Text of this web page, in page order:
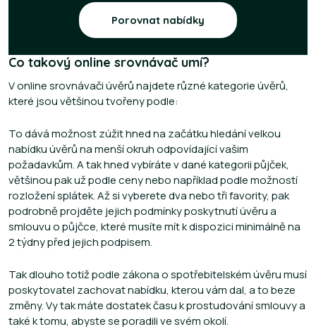
Porovnat nabídky
Co takový online srovnávač umí?
V online srovnávači úvěrů najdete různé kategorie úvěrů,
které jsou většinou tvořeny podle:
To dává možnost zúžit hned na začátku hledání velkou
nabídku úvěrů na menší okruh odpovídající vašim
požadavkům. A tak hned vybíráte v dané kategorii půjček,
většinou pak už podle ceny nebo například podle možností
rozložení splátek. Až si vyberete dva nebo tři favority, pak
podrobně projděte jejich podmínky poskytnutí úvěru a
smlouvu o půjčce, které musíte mít k dispozici minimálně na
2 týdny před jejich podpisem.
Tak dlouho totiž podle zákona o spotřebitelském úvěru musí
poskytovatel zachovat nabídku, kterou vám dal, a to beze
změny. Vy tak máte dostatek času k prostudování smlouvy a
také k tomu, abyste se poradili ve svém okolí.